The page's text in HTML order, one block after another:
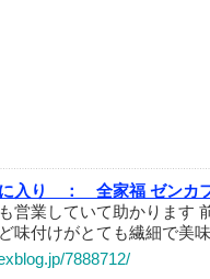
入り ：
全家福 ゼンカ
営業していて助かりま
味付けがとても繊細で美
7888712/